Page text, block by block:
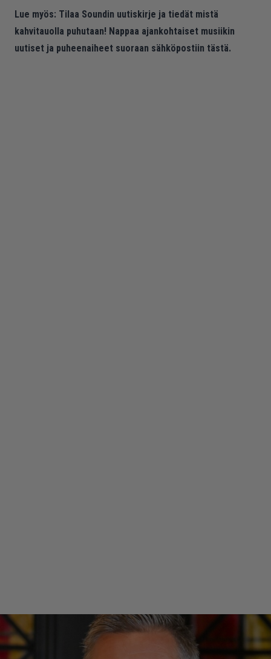
Lue myös: Tilaa Soundin uutiskirje ja tiedät mistä
kahvitauolla puhutaan! Nappaa ajankohtaiset musiikin
uutiset ja puheenaiheet suoraan sähköpostiin tästä.